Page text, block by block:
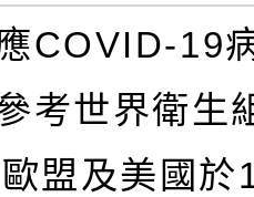
COVID-19
考世界衛生
盟及美國於